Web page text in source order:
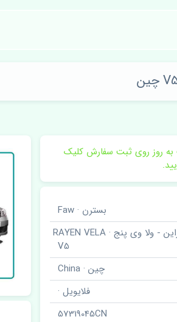
به روز روی ثبت سفارش کلیک
بسترن · Faw
راین - ولا وی پنج · RAYEN VELA
V5
چین · China
فلایویل ·
57319045CN